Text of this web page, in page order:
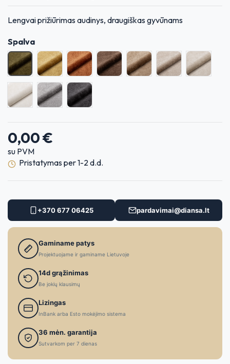
Lengvai prižiūrimas audinys, draugiškas gyvūnams
Spalva
Boho 01Boho 02Boho 03Boho 04Boho 05Boho 06Boho 07
Boho 08Boho 09Boho 10
0,00 €
su PVM
Pristatymas per 1-2 d.d.
+370 677 06425 pardavimai@diansa.lt
Gaminame patys
Projektuojame ir gaminame Lietuvoje
14d grąžinimas
Be jokių klausimų
Lizingas
InBank arba Esto mokėjimo sistema
36 mėn. garantija
Sutvarkom per 7 dienas